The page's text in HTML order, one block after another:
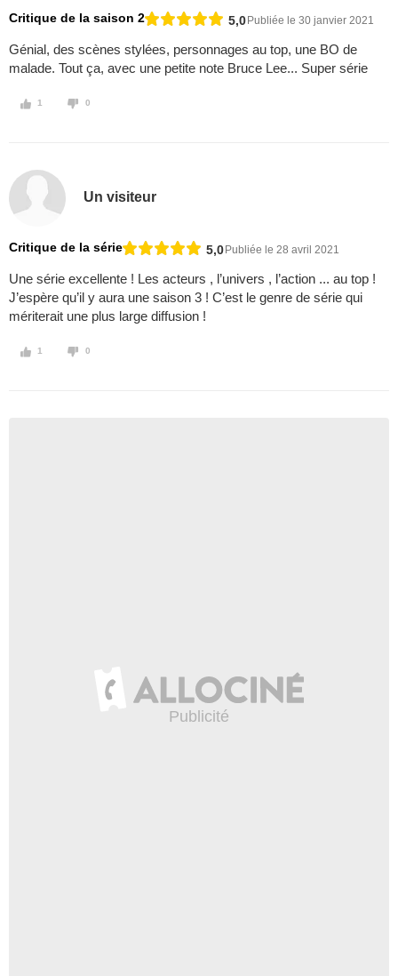
Critique de la saison 2 5,0Publiée le 30 janvier 2021
Génial, des scènes stylées, personnages au top, une BO de
malade. Tout ça, avec une petite note Bruce Lee... Super série
1 0
Un visiteur
Critique de la série 5,0Publiée le 28 avril 2021
Une série excellente ! Les acteurs , l’univers , l’action ... au top !
J’espère qu’il y aura une saison 3 ! C’est le genre de série qui
mériterait une plus large diffusion !
1 0